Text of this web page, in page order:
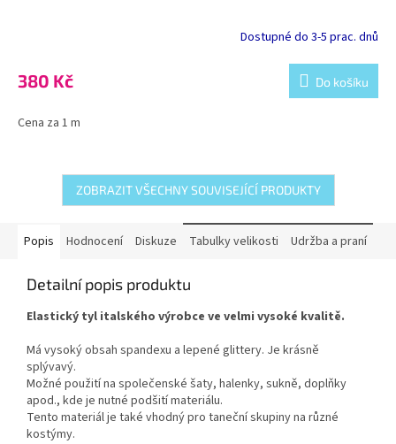
Dostupné do 3-5 prac. dnů
380 Kč Do košíku
Cena za 1 m
ZOBRAZIT VŠECHNY SOUVISEJÍCÍ PRODUKTY
Popis Hodnocení Diskuze Tabulky velikosti Udržba a praní
Detailní popis produktu
Elastický tyl italského výrobce ve velmi vysoké kvalitě.
Má vysoký obsah spandexu a lepené glittery. Je krásně
splývavý.
Možné použití na společenské šaty, halenky, sukně, doplňky
apod., kde je nutné podšití materiálu.
Tento materiál je také vhodný pro taneční skupiny na různé
kostýmy.